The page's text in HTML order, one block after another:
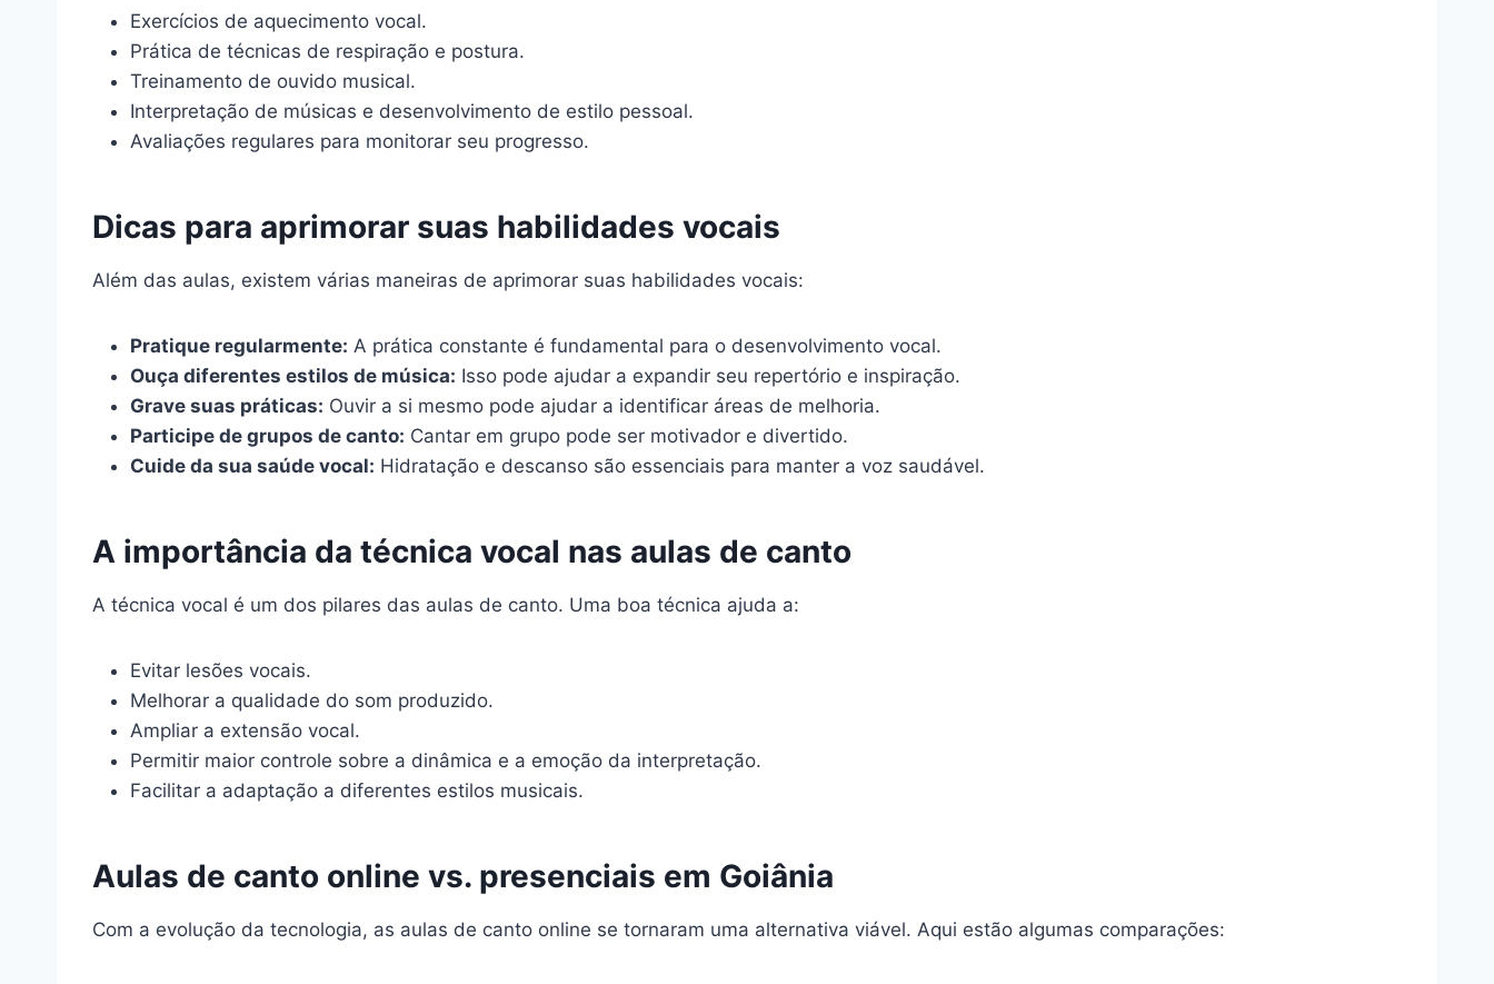
Exercícios de aquecimento vocal.
Prática de técnicas de respiração e postura.
Treinamento de ouvido musical.
Interpretação de músicas e desenvolvimento de estilo pessoal.
Avaliações regulares para monitorar seu progresso.
Dicas para aprimorar suas habilidades vocais
Além das aulas, existem várias maneiras de aprimorar suas habilidades vocais:
Pratique regularmente: A prática constante é fundamental para o desenvolvimento vocal.
Ouça diferentes estilos de música: Isso pode ajudar a expandir seu repertório e inspiração.
Grave suas práticas: Ouvir a si mesmo pode ajudar a identificar áreas de melhoria.
Participe de grupos de canto: Cantar em grupo pode ser motivador e divertido.
Cuide da sua saúde vocal: Hidratação e descanso são essenciais para manter a voz saudável.
A importância da técnica vocal nas aulas de canto
A técnica vocal é um dos pilares das aulas de canto. Uma boa técnica ajuda a:
Evitar lesões vocais.
Melhorar a qualidade do som produzido.
Ampliar a extensão vocal.
Permitir maior controle sobre a dinâmica e a emoção da interpretação.
Facilitar a adaptação a diferentes estilos musicais.
Aulas de canto online vs. presenciais em Goiânia
Com a evolução da tecnologia, as aulas de canto online se tornaram uma alternativa viável. Aqui estão algumas comparações: